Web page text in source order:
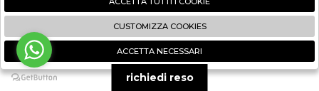
2026 Petit Pasha - P.iva : 09423341214 Powered by
Zucchetti
🍪
richiedi reso
CUSTOMIZZA COOKIES
ACCETTA NECESSARI